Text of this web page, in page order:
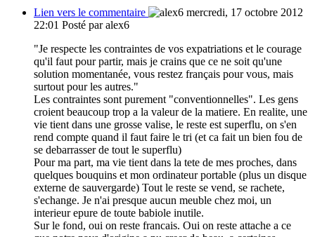
Lien vers le commentaire
mercredi, 17 octobre 2012
22:01 Posté par alex6
"Je respecte les contraintes de vos expatriations et le courage
qu'il faut pour partir, mais je crains que ce ne soit qu'une
solution momentanée, vous restez français pour vous, mais
surtout pour les autres."
Les contraintes sont purement "conventionnelles". Les gens
croient beaucoup trop a la valeur de la matiere. En realite, une
vie tient dans une grosse valise, le reste est superflu, on s'en
rend compte quand il faut faire le tri (et ca fait un bien fou de
se debarrasser de tout le superflu)
Pour ma part, ma vie tient dans la tete de mes proches, dans
quelques bouquins et mon ordinateur portable (plus un disque
externe de sauvergarde) Tout le reste se vend, se rachete,
s'echange. Je n'ai presque aucun meuble chez moi, un
interieur epure de toute babiole inutile.
Sur le fond, oui on reste francais. Oui on reste attache a ce